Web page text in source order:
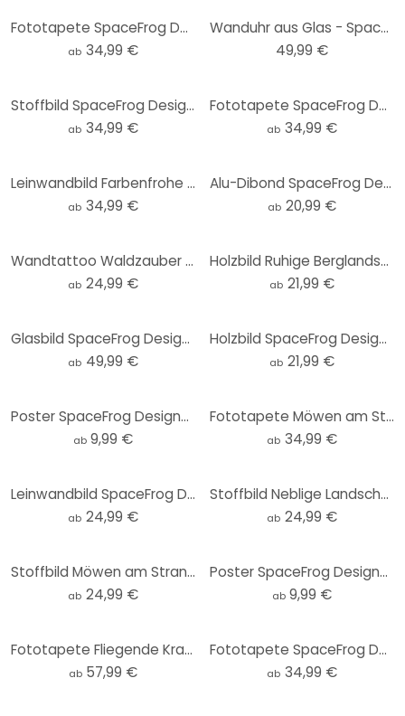
Fototapete SpaceFrog Designs - Nebliger Wald - Rund - Selbstklebend/Vlies
ab 34,99 €
Wanduhr aus Glas - SpaceFrog Designs - Morgenruhe - Ø 30 cm
49,99 €
Stoffbild SpaceFrog Designs - Herbstmorgen - Panorama
ab 34,99 €
Fototapete SpaceFrog Designs - Blau und Gold - Rund - Selbstklebend/Vlies
ab 34,99 €
Leinwandbild Farbenfrohe Frühlingswiese - SpaceFrog Designs
ab 34,99 €
Alu-Dibond SpaceFrog Designs - Rosa Sonne - Rund
ab 20,99 €
Wandtattoo Waldzauber bei Sonnenuntergang - SpaceFrog Designs - Rund
ab 24,99 €
Holzbild Ruhige Berglandschaft in der Dämmerung - SpaceFrog Designs - Rund
ab 21,99 €
Glasbild SpaceFrog Designs - Verbundenheit - Rund
ab 49,99 €
Holzbild SpaceFrog Designs - Goldener Oktopus - Rund
ab 21,99 €
Poster SpaceFrog Designs - Bernsteinfarbene Sonne
ab 9,99 €
Fototapete Möwen am Strand - SpaceFrog Designs - Rund - Selbstklebend/Vlies
ab 34,99 €
Leinwandbild SpaceFrog Designs - Bernsteinfarbene Sonne
ab 24,99 €
Stoffbild Neblige Landschaft in der Nacht - SpaceFrog Designs
ab 24,99 €
Stoffbild Möwen am Strand - SpaceFrog Designs
ab 24,99 €
Poster SpaceFrog Designs - Herbstmorgen
ab 9,99 €
Fototapete Fliegende Kraniche - SpaceFrog Designs
ab 57,99 €
Fototapete SpaceFrog Designs - Lila Wald - Rund - Selbstklebend/Vlies
ab 34,99 €